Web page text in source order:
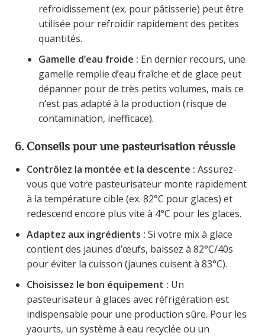
refroidissement (ex. pour pâtisserie) peut être
utilisée pour refroidir rapidement des petites
quantités.
Gamelle d’eau froide : En dernier recours, une
gamelle remplie d’eau fraîche et de glace peut
dépanner pour de très petits volumes, mais ce
n’est pas adapté à la production (risque de
contamination, inefficace).
6. Conseils pour une pasteurisation réussie
Contrôlez la montée et la descente : Assurez-
vous que votre pasteurisateur monte rapidement
à la température cible (ex. 82°C pour glaces) et
redescend encore plus vite à 4°C pour les glaces.
Adaptez aux ingrédients : Si votre mix à glace
contient des jaunes d’œufs, baissez à 82°C/40s
pour éviter la cuisson (jaunes cuisent à 83°C).
Choisissez le bon équipement : Un
pasteurisateur à glaces avec réfrigération est
indispensable pour une production sûre. Pour les
yaourts, un système à eau recyclée ou un